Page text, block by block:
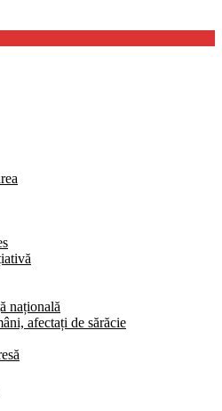
națională
afectați de sărăcie